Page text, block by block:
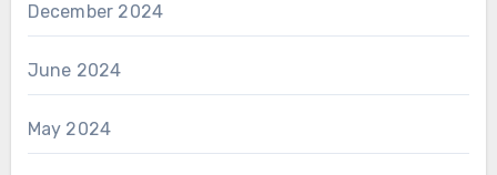
December 2024
June 2024
May 2024